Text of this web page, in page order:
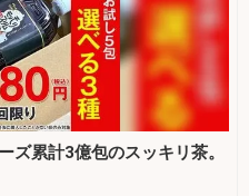
ズ累計3億包のスッキリ茶。